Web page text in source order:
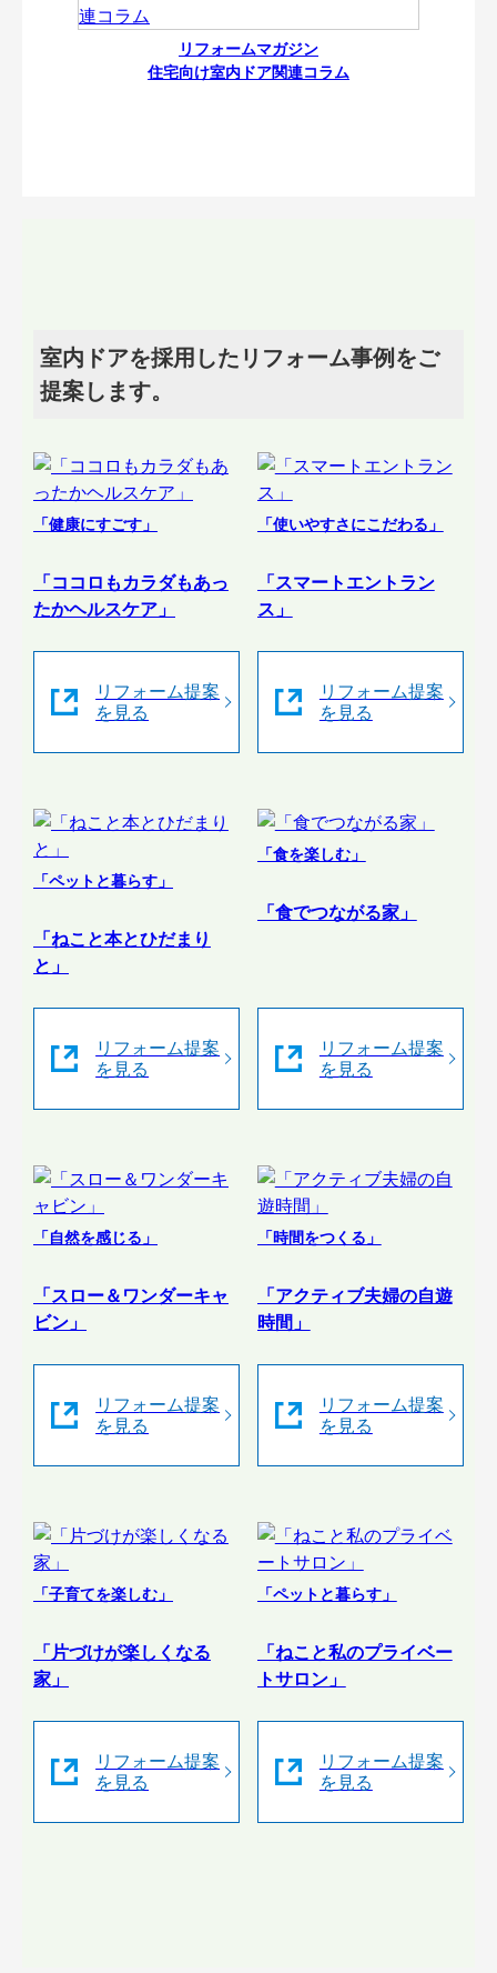
リフォームマガジン
住宅向け室内ドア関連コラム
室内ドアを採用したリフォーム事例をご
提案します。
「健康にすごす」
「ココロもカラダもあっ
たかヘルスケア」
リフォーム提案
を見る
「使いやすさにこだわる」
「スマートエントラン
ス」
リフォーム提案
を見る
「ペットと暮らす」
「ねこと本とひだまり
と」
リフォーム提案
を見る
「食を楽しむ」
「食でつながる家」
リフォーム提案
を見る
「自然を感じる」
「スロー＆ワンダーキャ
ビン」
リフォーム提案
を見る
「時間をつくる」
「アクティブ夫婦の自遊
時間」
リフォーム提案
を見る
「子育てを楽しむ」
「片づけが楽しくなる
家」
リフォーム提案
を見る
「ペットと暮らす」
「ねこと私のプライベー
トサロン」
リフォーム提案
を見る